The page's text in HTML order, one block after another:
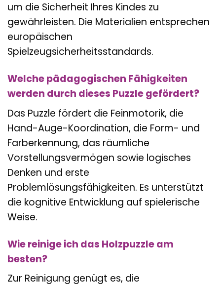
um die Sicherheit Ihres Kindes zu
gewährleisten. Die Materialien entsprechen
europäischen
Spielzeugsicherheitsstandards.
Welche pädagogischen Fähigkeiten
werden durch dieses Puzzle gefördert?
Das Puzzle fördert die Feinmotorik, die
Hand-Auge-Koordination, die Form- und
Farberkennung, das räumliche
Vorstellungsvermögen sowie logisches
Denken und erste
Problemlösungsfähigkeiten. Es unterstützt
die kognitive Entwicklung auf spielerische
Weise.
Wie reinige ich das Holzpuzzle am
besten?
Zur Reinigung genügt es, die